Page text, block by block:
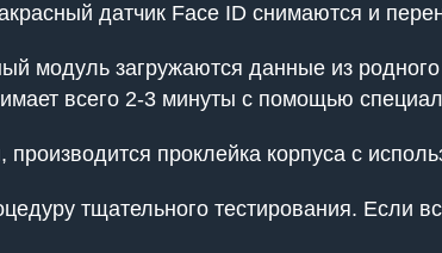
датчик Face ID снимаются и
модуль загружаются данные из
всего 2-3 минуты с помощью
проклейка корпуса с
тщательного тестирования. Если